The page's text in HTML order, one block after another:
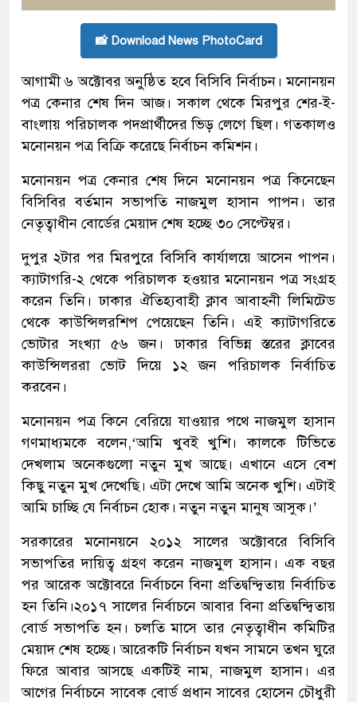
📸 Download News PhotoCard
আগামী ৬ অক্টোবর অনুষ্ঠিত হবে বিসিবি নির্বাচন। মনোনয়ন
পত্র কেনার শেষ দিন আজ। সকাল থেকে মিরপুর শের-ই-
বাংলায় পরিচালক পদপ্রার্থীদের ভিড় লেগে ছিল। গতকালও
মনোনয়ন পত্র বিক্রি করেছে নির্বাচন কমিশন।
মনোনয়ন পত্র কেনার শেষ দিনে মনোনয়ন পত্র কিনেছেন
বিসিবির বর্তমান সভাপতি নাজমুল হাসান পাপন। তার
নেতৃত্বাধীন বোর্ডের মেয়াদ শেষ হচ্ছে ৩০ সেপ্টেম্বর।
দুপুর ২টার পর মিরপুরে বিসিবি কার্যালয়ে আসেন পাপন।
ক্যাটাগরি-২ থেকে পরিচালক হওয়ার মনোনয়ন পত্র সংগ্রহ
করেন তিনি। ঢাকার ঐতিহ্যবাহী ক্লাব আবাহনী লিমিটেড
থেকে কাউন্সিলরশিপ পেয়েছেন তিনি। এই ক্যাটাগরিতে
ভোটার সংখ্যা ৫৬ জন। ঢাকার বিভিন্ন স্তরের ক্লাবের
কাউন্সিলররা ভোট দিয়ে ১২ জন পরিচালক নির্বাচিত
করবেন।
মনোনয়ন পত্র কিনে বেরিয়ে যাওয়ার পথে নাজমুল হাসান
গণমাধ্যমকে বলেন,‘আমি খুবই খুশি। কালকে টিভিতে
দেখলাম অনেকগুলো নতুন মুখ আছে। এখানে এসে বেশ
কিছু নতুন মুখ দেখেছি। এটা দেখে আমি অনেক খুশি। এটাই
আমি চাচ্ছি যে নির্বাচন হোক। নতুন নতুন মানুষ আসুক।’
সরকারের মনোনয়নে ২০১২ সালের অক্টোবরে বিসিবি
সভাপতির দায়িত্ব গ্রহণ করেন নাজমুল হাসান। এক বছর
পর আরেক অক্টোবরে নির্বাচনে বিনা প্রতিদ্বন্দ্বিতায় নির্বাচিত
হন তিনি।২০১৭ সালের নির্বাচনে আবার বিনা প্রতিদ্বন্দ্বিতায়
বোর্ড সভাপতি হন। চলতি মাসে তার নেতৃত্বাধীন কমিটির
মেয়াদ শেষ হচ্ছে। আরেকটি নির্বাচন যখন সামনে তখন ঘুরে
ফিরে আবার আসছে একটিই নাম, নাজমুল হাসান। এর
আগের নির্বাচনে সাবেক বোর্ড প্রধান সাবের হোসেন চৌধুরী